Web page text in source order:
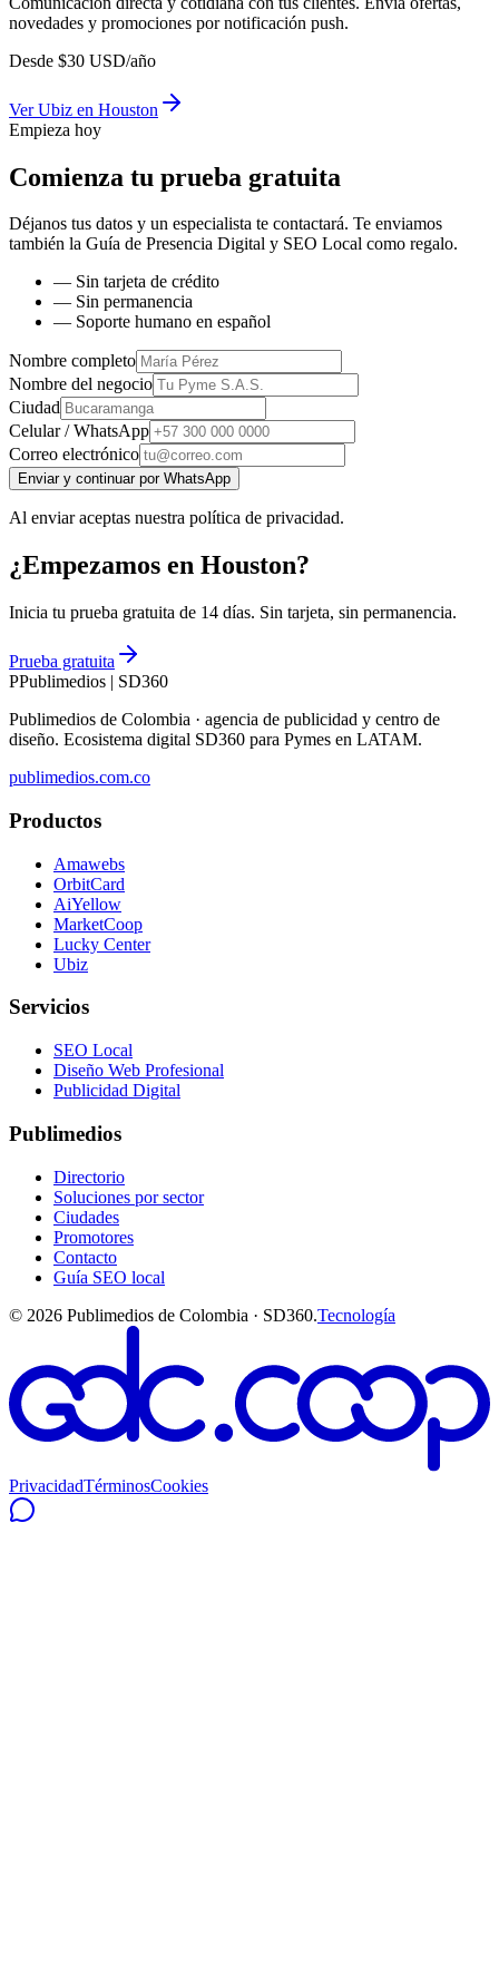
novedades y promociones por notificación push.
Desde $30 USD/año
VerUbiz en Houston
Empieza hoy
Comienza tu prueba gratuita
Déjanos tus datos y un especialista te contactará. Te enviamos
también la Guía de Presencia Digital y SEO Local como regalo.
— Sin tarjeta de crédito
— Sin permanencia
— Soporte humano en español
Nombre completo
Nombre del negocio
Ciudad
Celular / WhatsApp
Correo electrónico
Enviar y continuar por WhatsApp
Al enviar aceptas nuestra política de privacidad.
¿Empezamos en Houston?
Inicia tu prueba gratuita de 14 días. Sin tarjeta, sin permanencia.
Prueba gratuita
PPublimedios | SD360
Publimedios de Colombia · agencia de publicidad y centro de
diseño. Ecosistema digital SD360 para Pymes en LATAM.
publimedios.com.co
Productos
Amawebs
OrbitCard
AiYellow
MarketCoop
Lucky Center
Ubiz
Servicios
SEO Local
Diseño Web Profesional
Publicidad Digital
Publimedios
Directorio
Soluciones por sector
Ciudades
Promotores
Contacto
Guía SEO local
© 2026 Publimedios de Colombia · SD360.Tecnología
PrivacidadTérminosCookies